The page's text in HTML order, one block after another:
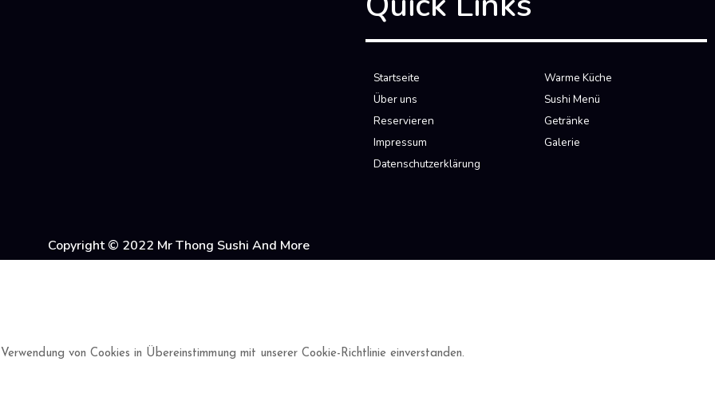
Startseite
Über uns
Reservieren
Impressum
Datenschutzerklärung
Warme Küche
Sushi Menü
Getränke
Galerie
Copyright © 2022 Mr Thong Sushi And More
von Cookies in Übereinstimmung mit unserer Cookie-Richtlinie einverstanden.